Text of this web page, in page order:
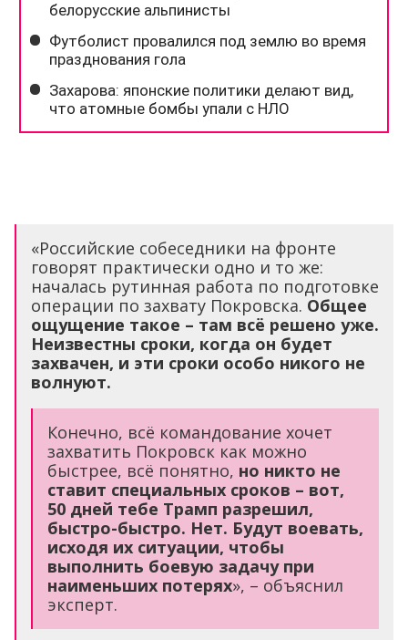
«Российские собеседники на фронте
говорят практически одно и то же:
началась рутинная работа по подготовке
операции по захвату Покровска. Общее
ощущение такое – там всё решено уже.
Неизвестны сроки, когда он будет
захвачен, и эти сроки особо никого не
волнуют.
Конечно, всё командование хочет
захватить Покровск как можно
быстрее, всё понятно, но никто не
ставит специальных сроков – вот,
50 дней тебе Трамп разрешил,
быстро-быстро. Нет. Будут воевать,
исходя их ситуации, чтобы
выполнить боевую задачу при
наименьших потерях», – объяснил
эксперт.